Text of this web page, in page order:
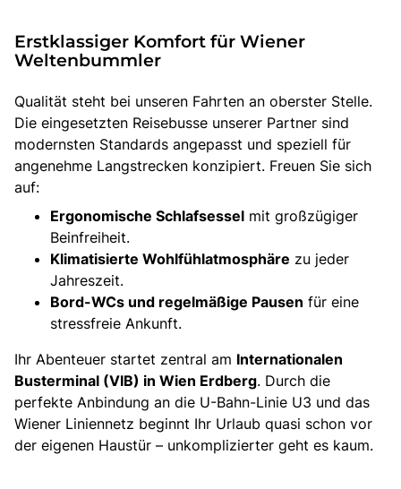
Erstklassiger Komfort für Wiener
Weltenbummler
Qualität steht bei unseren Fahrten an oberster Stelle.
Die eingesetzten Reisebusse unserer Partner sind
modernsten Standards angepasst und speziell für
angenehme Langstrecken konzipiert. Freuen Sie sich
auf:
Ergonomische Schlafsessel mit großzügiger
Beinfreiheit.
Klimatisierte Wohlfühlatmosphäre zu jeder
Jahreszeit.
Bord-WCs und regelmäßige Pausen für eine
stressfreie Ankunft.
Ihr Abenteuer startet zentral am Internationalen
Busterminal (VIB) in Wien Erdberg. Durch die
perfekte Anbindung an die U-Bahn-Linie U3 und das
Wiener Liniennetz beginnt Ihr Urlaub quasi schon vor
der eigenen Haustür – unkomplizierter geht es kaum.